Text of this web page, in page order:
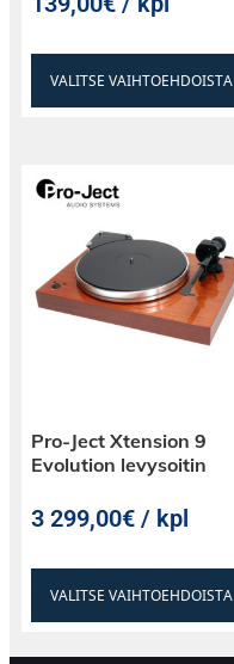
VALITSE VAIHTOEHDOISTA
Pro-Ject Xtension 9
Evolution levysoitin
3 299,00€ / kpl
VALITSE VAIHTOEHDOISTA